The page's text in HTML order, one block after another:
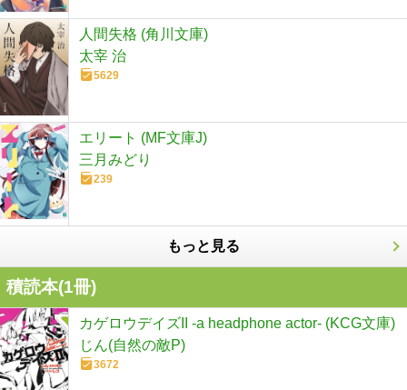
人間失格 (角川文庫)
太宰 治
5629
エリート (MF文庫J)
三月みどり
239
もっと見る
積読本(1冊)
カゲロウデイズII -a headphone actor- (KCG文庫)
じん(自然の敵P)
3672